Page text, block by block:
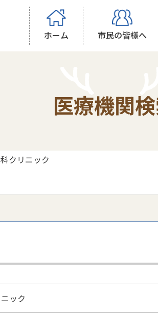
ホーム 市民の皆様へ
医療機関
クリニック
ック